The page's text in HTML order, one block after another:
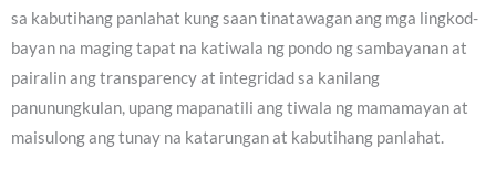
sa kabutihang panlahat kung saan tinatawagan ang mga lingkod-
bayan na maging tapat na katiwala ng pondo ng sambayanan at
pairalin ang transparency at integridad sa kanilang
panunungkulan, upang mapanatili ang tiwala ng mamamayan at
maisulong ang tunay na katarungan at kabutihang panlahat.